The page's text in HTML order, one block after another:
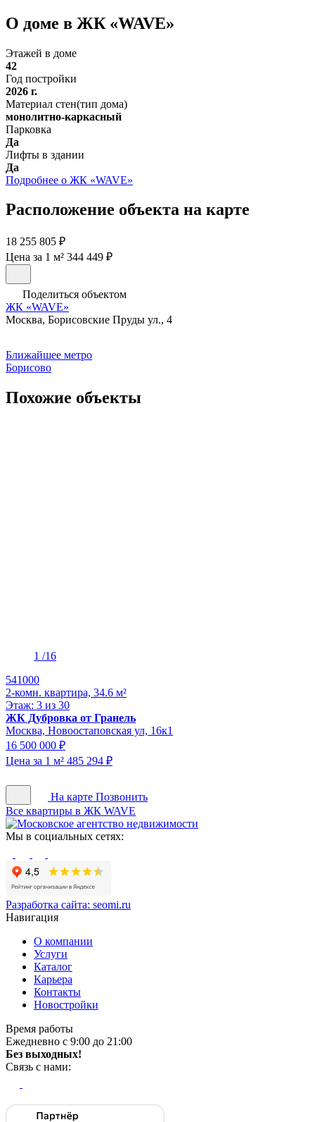
О доме в ЖК «WAVE»
Этажей в доме
42
Год постройки
2026 г.
Материал стен(тип дома)
монолитно-каркасный
Парковка
Да
Лифты в здании
Да
Подробнее о ЖК «WAVE»
Расположение объекта на карте
18 255 805 ₽
Цена за 1 м² 344 449 ₽
Поделиться объектом
ЖК «WAVE»
Москва, Борисовские Пруды ул., 4
Ближайшее метро
Борисово
Похожие объекты
1 /16
541000
2-комн. квартира, 34.6 м²
Этаж: 3 из 30
ЖК Дубровка от Гранель
Москва, Новоостаповская ул, 16к1
16 500 000 ₽
Цена за 1 м² 485 294 ₽
На карте Позвонить
Все квартиры в ЖК WAVE
Мы в социальных сетях:
Разработка сайта: seomi.ru
Навигация
О компании
Услуги
Каталог
Карьера
Контакты
Новостройки
Время работы
Ежедневно с 9:00 до 21:00
Без выходных!
Связь с нами: